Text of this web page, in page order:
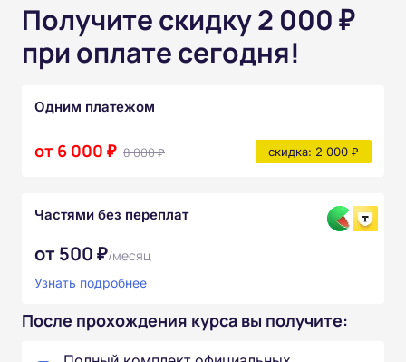
Получите скидку 2 000 ₽
при оплате сегодня!
Одним платежом
от 6 000 ₽ 8 000 ₽ скидка: 2 000 ₽
Частями без переплат
от 500 ₽/месяц
Узнать подробнее
После прохождения курса вы получите: